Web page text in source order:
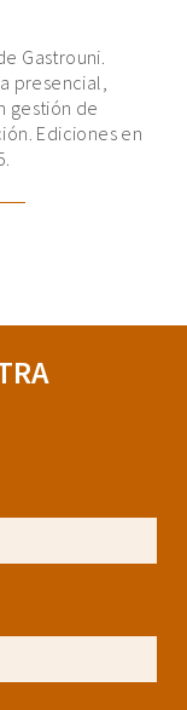
Gastrouni.
presencial,
gestión de
Ediciones en